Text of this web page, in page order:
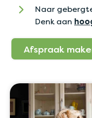
Naar
Denk aan
Afspraak